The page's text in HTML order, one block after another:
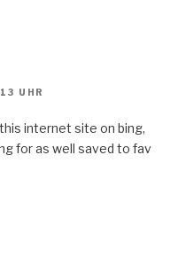
UHR
internet site on bing,
for as well saved to fav